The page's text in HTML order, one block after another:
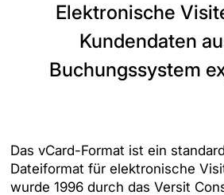
Elektronische
Kundendaten
Buchungssystem
Das vCard-Format ist ein
Dateiformat für elektronische
wurde 1996 durch das Versit